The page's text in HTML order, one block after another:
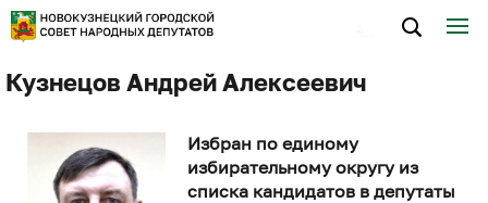
Кузнецов Андрей Алексеевич
Избран по единому
избирательному округу из
списка кандидатов в депутаты